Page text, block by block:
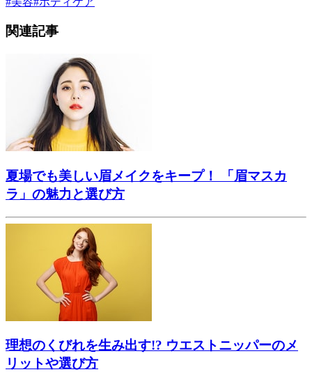
関連記事
夏場でも美しい眉メイクをキープ！ 「眉マスカ
ラ」の魅力と選び方
理想のくびれを生み出す!? ウエストニッパーのメ
リットや選び方